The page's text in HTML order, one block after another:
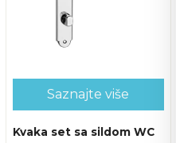
Saznajte više
Kvaka set sa sildom WC